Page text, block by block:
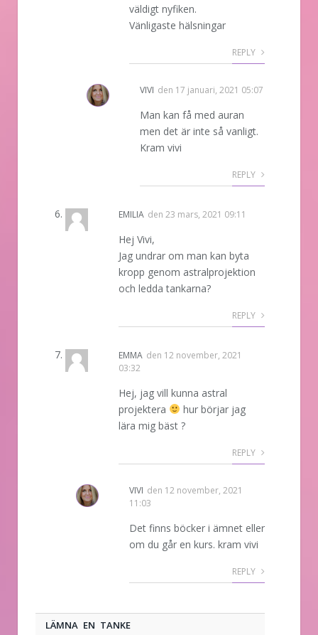
väldigt nyfiken.
Vänligaste hälsningar
REPLY
VIVI den 17 januari, 2021 05:07
Man kan få med auran
men det är inte så vanligt.
Kram vivi
REPLY
EMILIA den 23 mars, 2021 09:11
Hej Vivi,
Jag undrar om man kan byta
kropp genom astralprojektion
och ledda tankarna?
REPLY
EMMA den 12 november, 2021
03:32
Hej, jag vill kunna astral
projektera
hur börjar jag
lära mig bäst ?
REPLY
VIVI den 12 november, 2021
11:03
Det finns böcker i ämnet eller
om du går en kurs. kram vivi
REPLY
LÄMNA EN TANKE